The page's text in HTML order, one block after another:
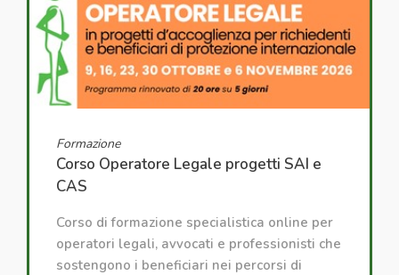
Formazione
Corso Operatore Legale progetti SAI e
CAS
Corso di formazione specialistica online per
operatori legali, avvocati e professionisti che
sostengono i beneficiari nei percorsi di